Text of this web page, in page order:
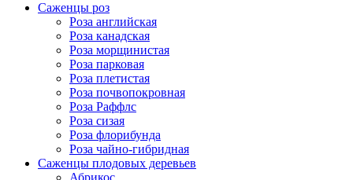
Саженцы роз
Роза английская
Роза канадская
Роза морщинистая
Роза парковая
Роза плетистая
Роза почвопокровная
Роза Раффлс
Роза сизая
Роза флорибунда
Роза чайно-гибридная
Саженцы плодовых деревьев
Абрикос